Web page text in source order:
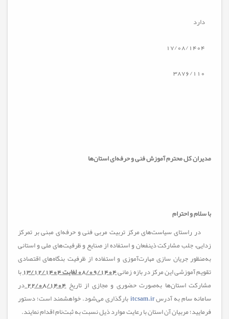
دارد
17/08/1404
3876/110
مدیران کل محترم آموزش فنی و حرفه‌ایاستان‌ها
با سلام و احترام
در راستای سیاست‌های مرکز تربیت مربی فنی و حرفه‌ای مبنی بر تمرکز
زدایی، جلب مشارکت ذینفعان و استفاده ازصنایع وظرفیت‌های ملی و استانی
به‌منظور جریان سازی مهارت‌آموزی و استفاده از ظرفیت بنگاه‌های اقتصادی
تقویم آموزشی این مرکز در بازه زمانی08/09/1404 لغایت 13/12/1404
با
مشارکت استان‌ها به‌صورت حضوری و مجازی از تاریخ22/08/1404 در
سامانه سام به آدرسitcsam.irبارگذاری می‌شود. خواهشمند است؛ دستور
فرمایید؛ مربیان آن استان با رعایت موارد ذیل نسبت به ثبت‌نام اقدام نمایند.